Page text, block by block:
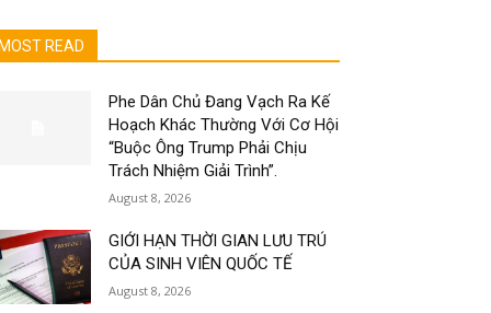
MOST READ
Phe Dân Chủ Đang Vạch Ra Kế
Hoạch Khác Thường Với Cơ Hội
“Buộc Ông Trump Phải Chịu
Trách Nhiệm Giải Trình”.
August 8, 2026
GIỚI HẠN THỜI GIAN LƯU TRÚ
CỦA SINH VIÊN QUỐC TẾ
August 8, 2026